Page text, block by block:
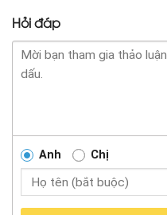
Hỏi đáp
Anh Chị